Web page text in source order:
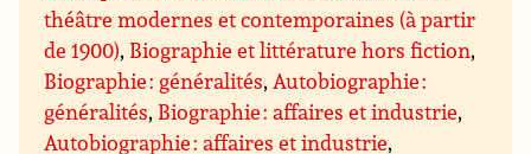
théâtre modernes et contemporaines (à partir
de 1900), Biographie et littérature hors fiction,
Biographie : généralités,Autobiographie :
généralités, Biographie : affaires et industrie,
Autobiographie : affaires et industrie,